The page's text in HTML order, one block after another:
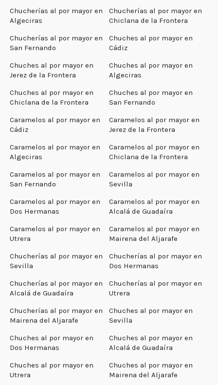
Chucherías al por mayor en
Algeciras
Chucherías al por mayor en
Chiclana de la Frontera
Chucherías al por mayor en
San Fernando
Chuches al por mayor en
Cádiz
Chuches al por mayor en
Jerez de la Frontera
Chuches al por mayor en
Algeciras
Chuches al por mayor en
Chiclana de la Frontera
Chuches al por mayor en
San Fernando
Caramelos al por mayor en
Cádiz
Caramelos al por mayor en
Jerez de la Frontera
Caramelos al por mayor en
Algeciras
Caramelos al por mayor en
Chiclana de la Frontera
Caramelos al por mayor en
San Fernando
Caramelos al por mayor en
Sevilla
Caramelos al por mayor en
Dos Hermanas
Caramelos al por mayor en
Alcalá de Guadaíra
Caramelos al por mayor en
Utrera
Caramelos al por mayor en
Mairena del Aljarafe
Chucherías al por mayor en
Sevilla
Chucherías al por mayor en
Dos Hermanas
Chucherías al por mayor en
Alcalá de Guadaíra
Chucherías al por mayor en
Utrera
Chucherías al por mayor en
Mairena del Aljarafe
Chuches al por mayor en
Sevilla
Chuches al por mayor en
Dos Hermanas
Chuches al por mayor en
Alcalá de Guadaíra
Chuches al por mayor en
Utrera
Chuches al por mayor en
Mairena del Aljarafe